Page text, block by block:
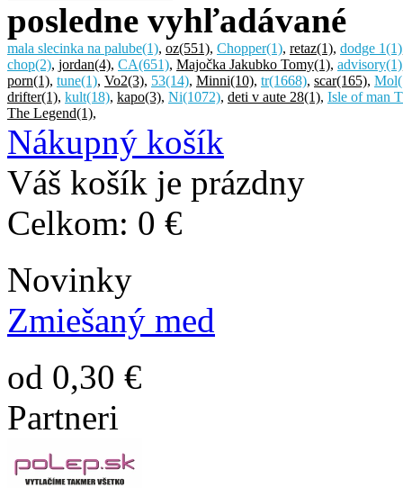
posledne vyhľadávané
mala slecinka na palube(1), oz(551), Chopper(1), retaz(1), dodge 1(1)
chop(2), jordan(4), CA(651), Majočka Jakubko Tomy(1), advisory(1)
porn(1), tune(1), Vo2(3), 53(14), Minni(10), tr(1668), scar(165), Mol
drifter(1), kult(18), kapo(3), Ni(1072), deti v aute 28(1), Isle of man
The Legend(1),
Nákupný košík
Váš košík je prázdny
Celkom: 0 €
Novinky
Zmiešaný med
od 0,30 €
Partneri